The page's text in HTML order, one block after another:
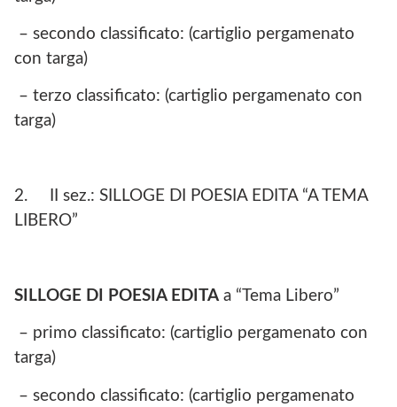
– secondo classificato: (cartiglio pergamenato
con targa)
– terzo classificato: (cartiglio pergamenato con
targa)
2. II sez.: SILLOGE DI POESIA EDITA “A TEMA
LIBERO”
SILLOGE DI POESIA EDITAa “Tema Libero”
– primo classificato: (cartiglio pergamenato con
targa)
– secondo classificato: (cartiglio pergamenato